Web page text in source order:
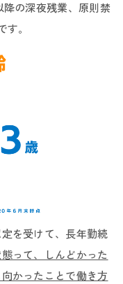
の深夜残業、原則禁
。
を受けて、長年勤続
態って、しんどかった
かったことで働き方